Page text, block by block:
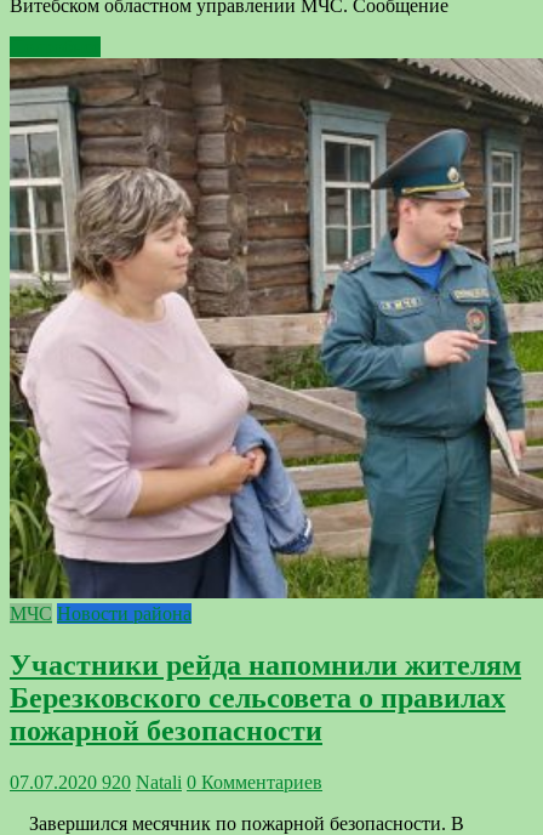
Витебском областном управлении МЧС. Сообщение
МЧС Новости района
Участники рейда напомнили жителям
Березковского сельсовета о правилах
пожарной безопасности
07.07.2020 920 Natali 0 Комментариев
Завершился месячник по пожарной безопасности. В